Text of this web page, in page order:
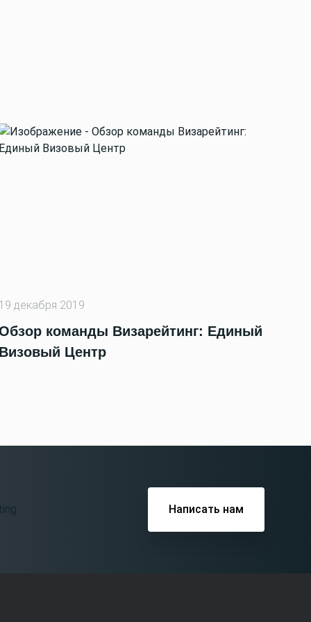
декабря 2019
команды Визарейтинг: Единый
Центр
Написать нам